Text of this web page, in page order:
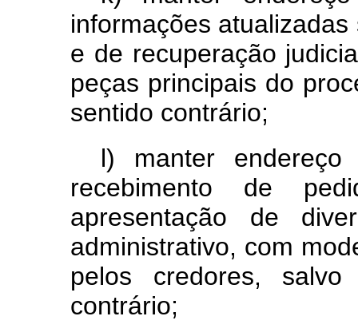
informações
e de recuperação
peças principais do
sentido contrário;
l) manter
recebimento de
apresentação de
administrativo, com
pelos credores,
contrário;